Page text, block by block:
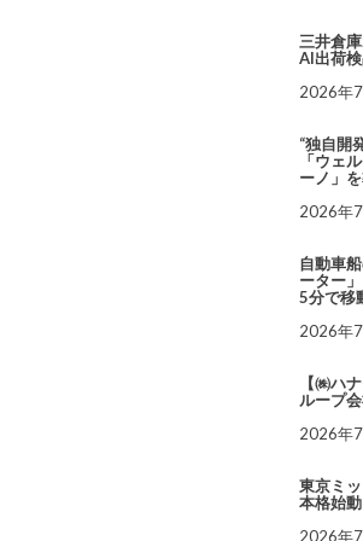
三井倉
AI出荷
2026年
“独自開
「ウェ
ーノ」
2026年
自動車
ーター
5分で移
2026年
【㈱ハ
ループ
2026年
東京ミ
本格始動
2026年